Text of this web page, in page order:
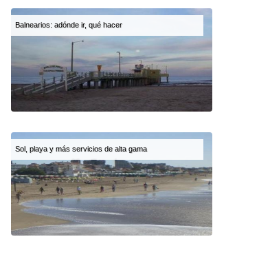
Balnearios: adónde ir, qué hacer
Sol, playa y más servicios de alta gama